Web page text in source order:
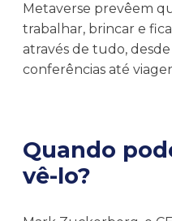
Metaverse prevêem
trabalhar, brincar e
através de tudo,
conferências até
Quando
vê-lo?